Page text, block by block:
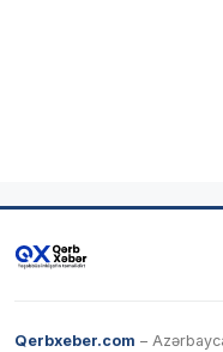
Qerbxeber.com –